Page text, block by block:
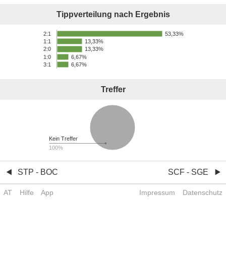
Tippverteilung nach Ergebnis
2:1
1:1
2:0
1:0
3:1
53,33%
13,33%
13,33%
6,67%
6,67%
Treffer
Kein Treffer
100%
STP - BOC SCF - SGE
AT Hilfe App Impressum Datenschutz